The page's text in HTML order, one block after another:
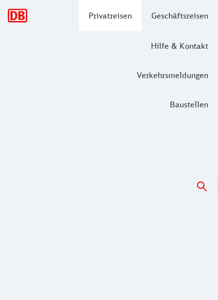
Privatreisen Geschäftsreisen
Hilfe & Kontakt
Verkehrsmeldungen
Baustellen